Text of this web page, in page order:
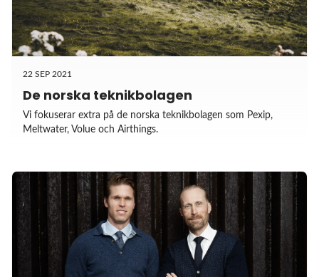
22 SEP 2021
De norska teknikbolagen
Vi fokuserar extra på de norska teknikbolagen som Pexip,
Meltwater, Volue och Airthings.